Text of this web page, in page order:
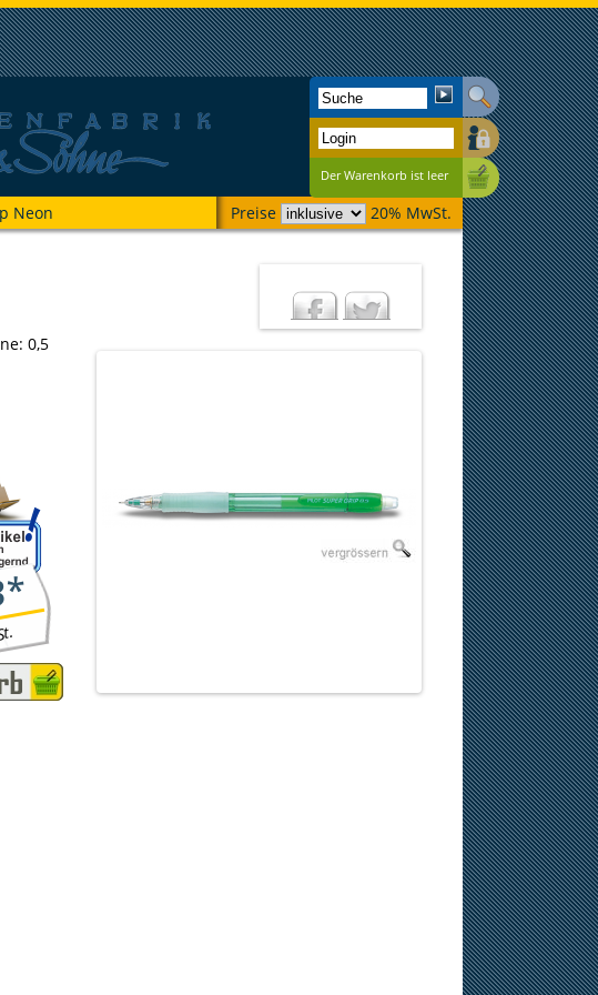
Der Warenkorb ist leer
Preise 20% MwSt.
Neon
0,5
*